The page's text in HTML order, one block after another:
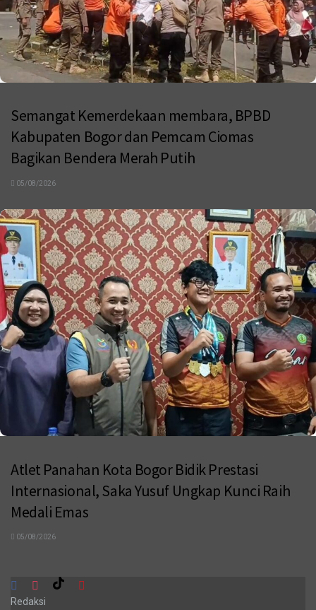
Semangat Kemerdekaan membara, BPBD
Kabupaten Bogor dan Pemcam Ciomas
Bagikan Bendera Merah Putih
05/08/2026
Atlet Panahan Kota Bogor Bidik Prestasi
Internasional, Saka Yusuf Ungkap Kunci Raih
Medali Emas
05/08/2026
Redaksi